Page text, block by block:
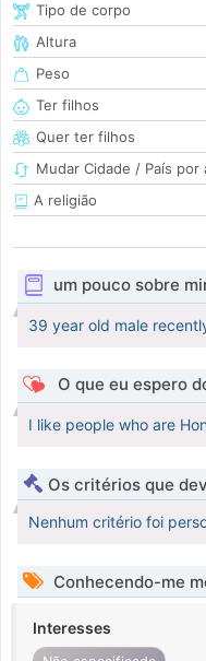
Tipo de corpo
Altura
Peso
Ter filhos
Quer ter filhos
Mudar Cidade / País por
A religião
um pouco sobre
39 year old male
O que eu espero
I like people who are
Os critérios que
Nenhum critério foi
Conhecendo-me
Interesses